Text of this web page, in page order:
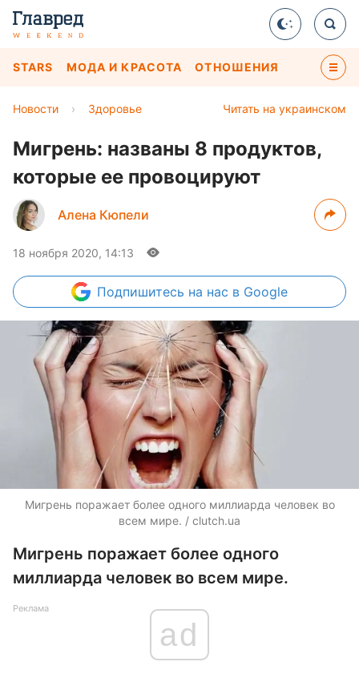
STARS МОДА И КРАСОТА ОТНОШЕНИЯ
Читать на украинском
Новости › Здоровье
Мигрень: названы 8 продуктов,
которые ее провоцируют
Алена Кюпели
18 ноября 2020, 14:13
Подпишитесь на нас в Google
Мигрень поражает более одного миллиарда человек во
всем мире. / clutch.ua
Мигрень поражает более одного
миллиарда человек во всем мире.
Реклама
ad